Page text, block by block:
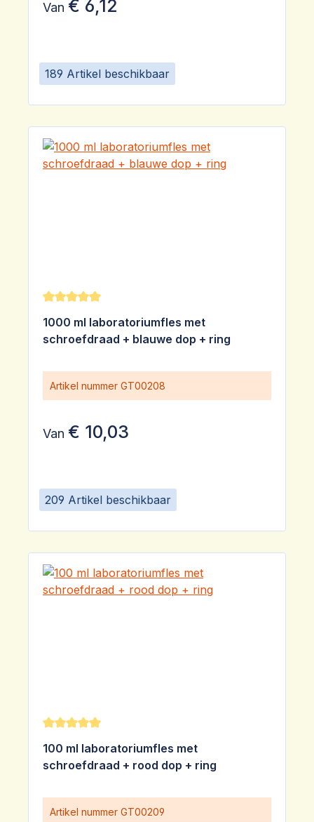
189 Artikel beschikbaar
Van € 6,12
209 Artikel beschikbaar
Gemiddelde waardering van 5 van 5 sterren
1000 ml laboratoriumfles met
schroefdraad + blauwe dop + ring
Artikel nummer GT00208
Van € 10,03
Gemiddelde waardering van 5 van 5 sterren
100 ml laboratoriumfles met
schroefdraad + rood dop + ring
Artikel nummer GT00209